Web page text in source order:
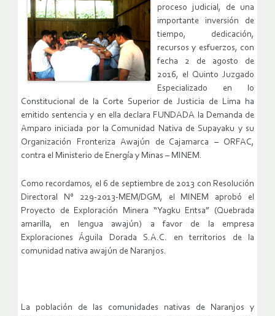
proceso judicial, de una
importante inversión de
tiempo, dedicación,
recursos y esfuerzos, con
fecha 2 de agosto de
2016, el Quinto Juzgado
Especializado en lo
Constitucional de la Corte Superior de Justicia de Lima ha
emitido sentencia y en ella declara FUNDADA la Demanda de
Amparo iniciada por la Comunidad Nativa de Supayaku y su
Organización Fronteriza Awajún de Cajamarca – ORFAC,
contra el Ministerio de Energía y Minas – MINEM.
Como recordamos, el 6 de septiembre de 2013 con Resolución
Directoral N° 229-2013-MEM/DGM, el MINEM aprobó el
Proyecto de Exploración Minera “Yagku Entsa” (Quebrada
amarilla, en lengua awajún) a favor de la empresa
Exploraciones Águila Dorada S.A.C. en territorios de la
comunidad nativa awajún de Naranjos.
La población de las comunidades nativas de Naranjos y